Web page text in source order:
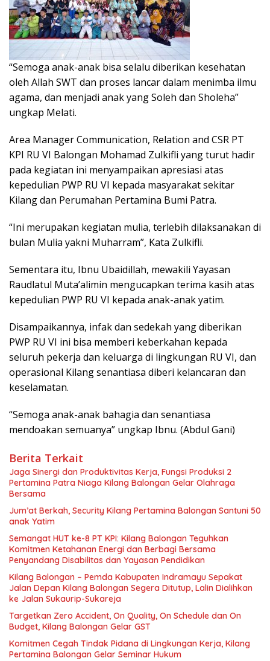
“Semoga anak-anak bisa selalu diberikan kesehatan
oleh Allah SWT dan proses lancar dalam menimba ilmu
agama, dan menjadi anak yang Soleh dan Sholeha”
ungkap Melati.
Area Manager Communication, Relation and CSR PT
KPI RU VI Balongan Mohamad Zulkifli yang turut hadir
pada kegiatan ini menyampaikan apresiasi atas
kepedulian PWP RU VI kepada masyarakat sekitar
Kilang dan Perumahan Pertamina Bumi Patra.
“Ini merupakan kegiatan mulia, terlebih dilaksanakan di
bulan Mulia yakni Muharram”, Kata Zulkifli.
Sementara itu, Ibnu Ubaidillah, mewakili Yayasan
Raudlatul Muta’alimin mengucapkan terima kasih atas
kepedulian PWP RU VI kepada anak-anak yatim.
Disampaikannya, infak dan sedekah yang diberikan
PWP RU VI ini bisa memberi keberkahan kepada
seluruh pekerja dan keluarga di lingkungan RU VI, dan
operasional Kilang senantiasa diberi kelancaran dan
keselamatan.
“Semoga anak-anak bahagia dan senantiasa
mendoakan semuanya” ungkap Ibnu. (Abdul Gani)
Berita Terkait
Jaga Sinergi dan Produktivitas Kerja, Fungsi Produksi 2
Pertamina Patra Niaga Kilang Balongan Gelar Olahraga
Bersama
Jum’at Berkah, Security Kilang Pertamina Balongan Santuni 50
anak Yatim
Semangat HUT ke-8 PT KPI: Kilang Balongan Teguhkan
Komitmen Ketahanan Energi dan Berbagi Bersama
Penyandang Disabilitas dan Yayasan Pendidikan
Kilang Balongan – Pemda Kabupaten Indramayu Sepakat
Jalan Depan Kilang Balongan Segera Ditutup, Lalin Dialihkan
ke Jalan Sukaurip-Sukareja
Targetkan Zero Accident, On Quality, On Schedule dan On
Budget, Kilang Balongan Gelar GST
Komitmen Cegah Tindak Pidana di Lingkungan Kerja, Kilang
Pertamina Balongan Gelar Seminar Hukum